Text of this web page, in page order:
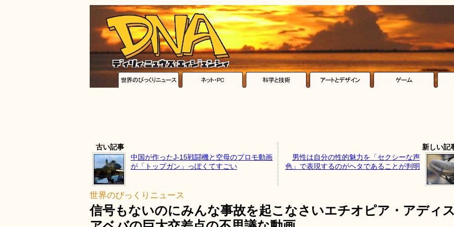
古い記事
中国が作ったJ-15戦闘機と空母のプロモ動画
が「トップガン」っぽくてすごい
新しい記
男性は自分の性的魅力を「セクシーな声
色」で表現するのがヘタであることが判明
世界のびっくりニュース
信号もないのにみんな事故を起こなさいエチオピア・アディ